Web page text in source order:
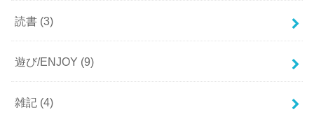
読書 (3)
遊び/ENJOY (9)
雑記 (4)